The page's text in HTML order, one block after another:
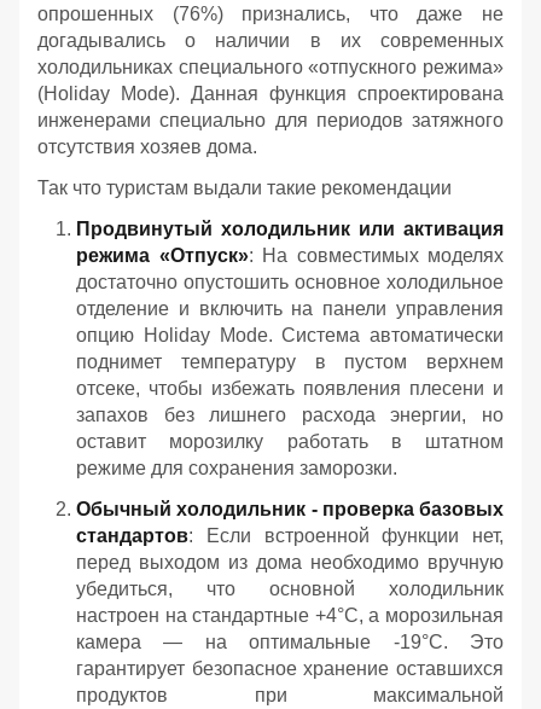
опрошенных (76%) признались, что даже не
догадывались о наличии в их современных
холодильниках специального «отпускного режима»
(Holiday Mode). Данная функция спроектирована
инженерами специально для периодов затяжного
отсутствия хозяев дома.
Так что туристам выдали такие рекомендации
Продвинутый холодильник или активация
режима «Отпуск»: На совместимых моделях
достаточно опустошить основное холодильное
отделение и включить на панели управления
опцию Holiday Mode. Система автоматически
поднимет температуру в пустом верхнем
отсеке, чтобы избежать появления плесени и
запахов без лишнего расхода энергии, но
оставит морозилку работать в штатном
режиме для сохранения заморозки.
Обычный холодильник - проверка базовых
стандартов: Если встроенной функции нет,
перед выходом из дома необходимо вручную
убедиться, что основной холодильник
настроен на стандартные +4°C, а морозильная
камера — на оптимальные -19°C. Это
гарантирует безопасное хранение оставшихся
продуктов при максимальной